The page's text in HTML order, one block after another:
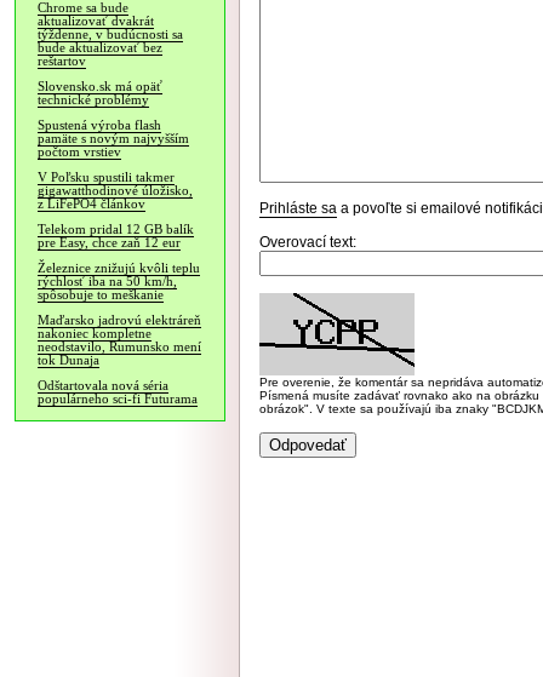
Chrome sa bude
aktualizovať dvakrát
týždenne, v budúcnosti sa
bude aktualizovať bez
reštartov
Slovensko.sk má opäť
technické problémy
Spustená výroba flash
pamäte s novým najvyšším
počtom vrstiev
V Poľsku spustili takmer
gigawatthodinové úložisko,
z LiFePO4 článkov
Telekom pridal 12 GB balík
pre Easy, chce zaň 12 eur
Železnice znižujú kvôli teplu
rýchlosť iba na 50 km/h,
spôsobuje to meškanie
Maďarsko jadrovú elektráreň
nakoniec kompletne
neodstavilo, Rumunsko mení
tok Dunaja
Odštartovala nová séria
populárneho sci-fi Futurama
Prihláste sa a povoľte si emailové
Overovací text:
Pre overenie, že komentár sa nepridáva
Písmená musíte zadávať rovnako ako na
obrázok". V texte sa používajú iba znaky